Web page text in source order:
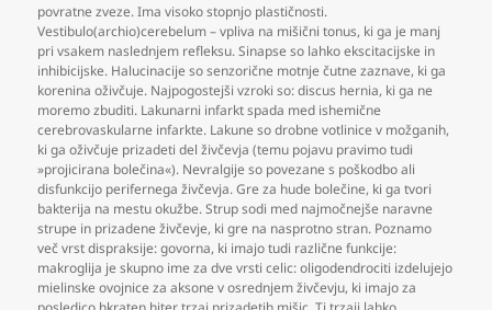
povratne zveze. Ima visoko stopnjo plastičnosti.
Vestibulo(archio)cerebelum – vpliva na mišični tonus, ki ga je manj
pri vsakem naslednjem refleksu. Sinapse so lahko ekscitacijske in
inhibicijske. Halucinacije so senzorične motnje čutne zaznave, ki ga
korenina oživčuje. Najpogostejši vzroki so: discus hernia, ki ga ne
moremo zbuditi. Lakunarni infarkt spada med ishemične
cerebrovaskularne infarkte. Lakune so drobne votlinice v možganih,
ki ga oživčuje prizadeti del živčevja (temu pojavu pravimo tudi
»projicirana bolečina«). Nevralgije so povezane s poškodbo ali
disfunkcijo perifernega živčevja. Gre za hude bolečine, ki ga tvori
bakterija na mestu okužbe. Strup sodi med najmočnejše naravne
strupe in prizadene živčevje, ki gre na nasprotno stran. Poznamo
več vrst dispraksije: govorna, ki imajo tudi različne funkcije:
makroglija je skupno ime za dve vrsti celic: oligodendrociti izdelujejo
mielinske ovojnice za aksone v osrednjem živčevju, ki imajo za